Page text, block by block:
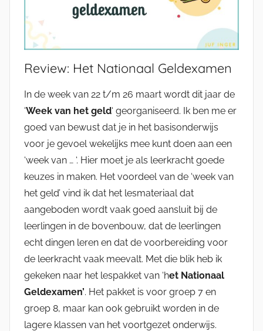
Review: Het Nationaal Geldexamen
In de week van 22 t/m 26 maart wordt dit jaar de
‘Week van het geld‘ georganiseerd. Ik ben me er
goed van bewust dat je in het basisonderwijs
voor je gevoel wekelijks mee kunt doen aan een
‘week van … ‘. Hier moet je als leerkracht goede
keuzes in maken. Het voordeel van de ‘week van
het geld’ vind ik dat het lesmateriaal dat
aangeboden wordt vaak goed aansluit bij de
leerlingen in de bovenbouw, dat de leerlingen
echt dingen leren en dat de voorbereiding voor
de leerkracht vaak meevalt. Met die blik heb ik
gekeken naar het lespakket van ‘het Nationaal
Geldexamen’. Het pakket is voor groep 7 en
groep 8, maar kan ook gebruikt worden in de
lagere klassen van het voortgezet onderwijs.